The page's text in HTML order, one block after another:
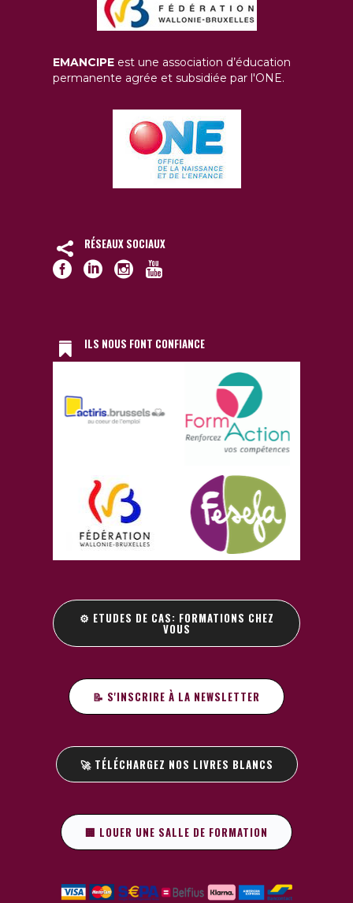
EMANCIPE est une association d’éducation
permanente agrée et subsidiée par l'ONE.
RÉSEAUX SOCIAUX
ILS NOUS FONT CONFIANCE
⚙️ ETUDES DE CAS: FORMATIONS CHEZ
VOUS
📝 S'INSCRIRE À LA NEWSLETTER
🚀 TÉLÉCHARGEZ NOS LIVRES BLANCS
🏢 LOUER UNE SALLE DE FORMATION